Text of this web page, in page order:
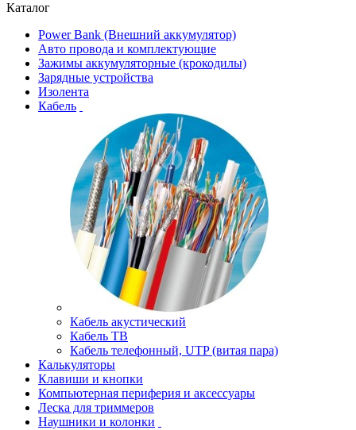
Каталог
Power Bank (Внешний аккумулятор)
Авто провода и комплектующие
Зажимы аккумуляторные (крокодилы)
Зарядные устройства
Изолента
Кабель
Кабель акустический
Кабель ТВ
Кабель телефонный, UTP (витая пара)
Калькуляторы
Клавиши и кнопки
Компьютерная периферия и аксессуары
Леска для триммеров
Наушники и колонки